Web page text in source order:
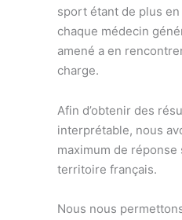
sport étant de plus
chaque médecin
amené a en
charge.
Afin d’obtenir des
interprétable, nous
maximum de réponse
territoire français.
Nous nous